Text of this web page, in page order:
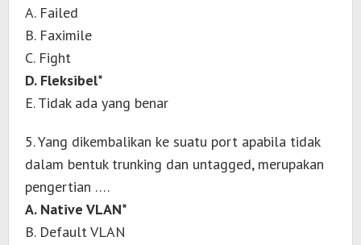
A. Failed
B. Faximile
C. Fight
D. Fleksibel*
E. Tidak ada yang benar
5. Yang dikembalikan ke suatu port apabila tidak
dalam bentuk trunking dan untagged, merupakan
pengertian ….
A. Native VLAN*
B. Default VLAN